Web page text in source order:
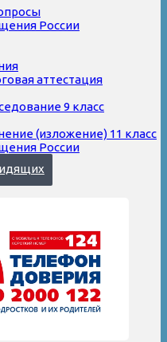
России
аттестация
9 класс
(изложение) 11 класс
России